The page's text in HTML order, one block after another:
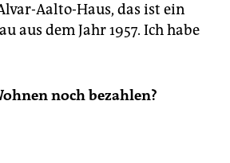
Aalto-Haus, das ist ein
aus dem Jahr 1957. Ich habe
noch bezahlen?